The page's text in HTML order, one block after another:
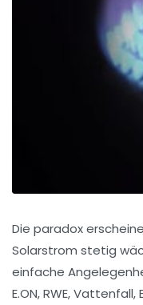
Die paradox
Solarstrom stetig
einfache
E.ON,RWE,Vattenfall,